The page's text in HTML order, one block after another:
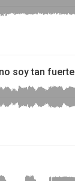
soy tan fuerte